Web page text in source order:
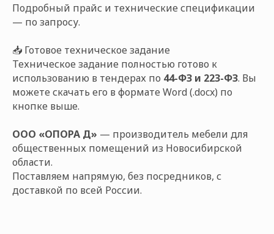
Подробный прайс и технические спецификации
— по запросу.
📥 Готовое техническое задание
Техническое задание полностью готово к
использованию в тендерах по 44-ФЗ и 223-ФЗ. Вы
можете скачать его в формате Word (.docx) по
кнопке выше.
ООО «ОПОРА Д» — производитель мебели для
общественных помещений из Новосибирской
области.
Поставляем напрямую, без посредников, с
доставкой по всей России.